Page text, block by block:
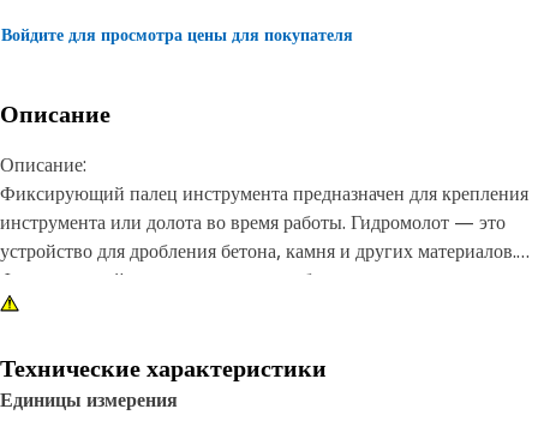
Войдите для просмотра цены для покупателя
Описание
Описание:
Фиксирующий палец инструмента предназначен для крепления
инструмента или долота во время работы. Гидромолот — это
устройство для дробления бетона, камня и других материалов.
Фиксирующий палец инструмента обычно изготавливается из
металла и предназначен для установки через отверстие в
инструменте или долоте.
Технические характеристики
Единицы измерения